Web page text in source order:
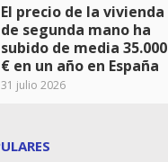
El precio de la vivienda
de segunda mano ha
subido de media 35.000
€ en un año en España
31 julio 2026